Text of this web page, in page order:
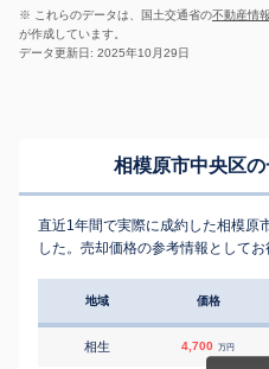
※ これらのデータは、国土交通省の不動産情
が作成しています。
データ更新日: 2025年10月29日
相模原市中央区
直近1年間で実際に成約した相模原
した。売却価格の参考情報としてお
地域 価格
相生 4,700 万円